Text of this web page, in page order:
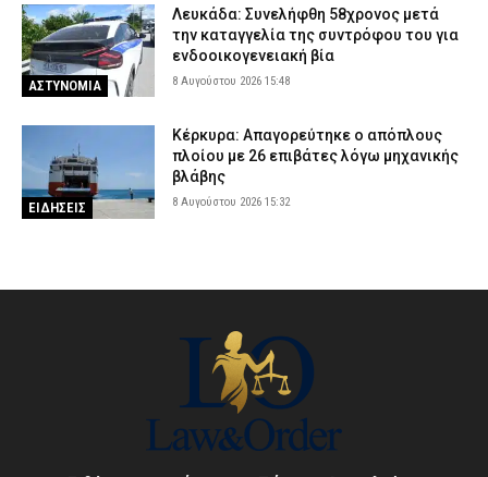
ΑΣΤΥΝΟΜΙΑ
Λευκάδα: Συνελήφθη 58χρονος μετά
την καταγγελία της συντρόφου του για
ενδοοικογενειακή βία
8 Αυγούστου 2026 15:48
ΕΙΔΗΣΕΙΣ
Κέρκυρα: Απαγορεύτηκε ο απόπλους
πλοίου με 26 επιβάτες λόγω μηχανικής
βλάβης
8 Αυγούστου 2026 15:32